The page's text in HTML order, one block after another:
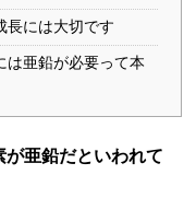
長には大切です
は亜鉛が必要って本
亜鉛だといわれて